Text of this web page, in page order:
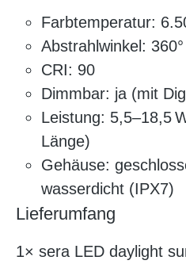
Farbtemperatur:
Abstrahlwinkel: 360°
CRI: 90
Dimmbar: ja (mit
Leistung: 5,5–18,5
Länge)
Gehäuse:
wasserdicht (IPX7)
Lieferumfang
1× sera LED daylight